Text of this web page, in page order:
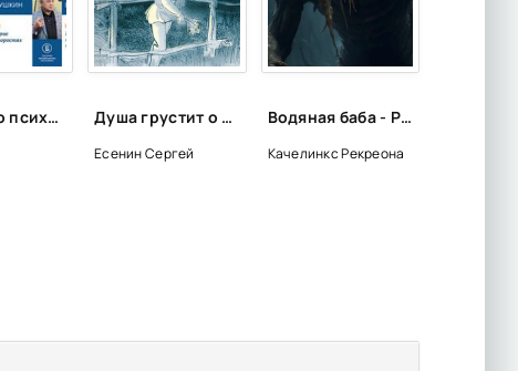
Лекции по психологии (Лекторий ВШЭ) Душа грустит о небесах... (стихотворения и поэмы) - Сергей Есенин
Есенин Сергей
Водяная баба - Рекреона Качелинкс
Качелинкс Рекреона